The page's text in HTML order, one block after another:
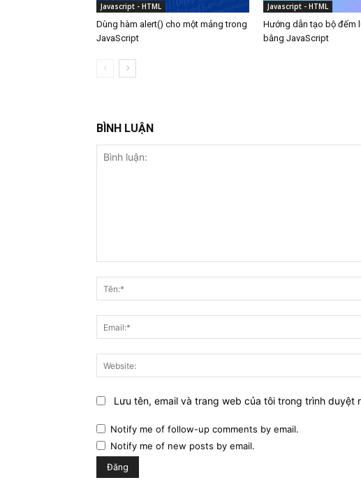
Javascript - HTML
Dùng hàm alert() cho một mảng trong
JavaScript
Javascript - HTML
Hướng dẫn tạo bộ đếm
bằng JavaScript
BÌNH LUẬN
luận:
Lưu tên, email và trang web của tôi trong trình duyệt
Notify me of follow-up comments by email.
Notify me of new posts by email.